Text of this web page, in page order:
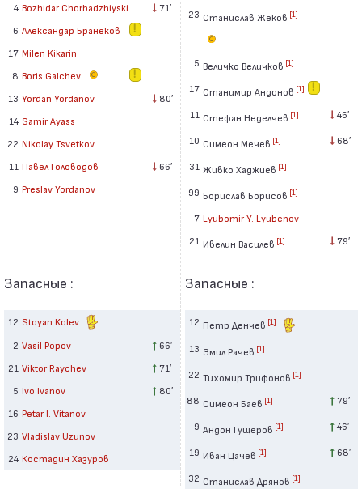
4 Bozhidar Chorbadzhiyski
71′
6 Александар Бранеков
17 Milen Kikarin
8 Boris Galchev
13 Yordan Yordanov
80′
14 Samir Ayass
22 Nikolay Tsvetkov
11 Павел Головодов
66′
9 Preslav Yordanov
Запасные :
12 Stoyan Kolev
2 Vasil Popov
66′
21 Viktor Raychev
71′
5 Ivo Ivanov
80′
16 Petar I. Vitanov
23 Vladislav Uzunov
24 Костадин Хазуров
23 Станислав Жеков [1]
5 Величко Величков [1]
17 Станимир Андонов [1]
11 Стефан Неделчев [1] 46′
10 Симеон Мечев [1] 68′
31 Живко Хаджиев [1]
99 Борислав Борисов [1]
7 Lyubomir Y. Lyubenov
21 Ивелин Василев [1] 79′
Запасные :
12 Петр Денчев [1]
13 Эмил Рачев [1]
22 Тихомир Трифонов [1]
88 Симеон Баев [1] 79′
9 Андон Гущеров [1] 46′
19 Иван Цачев [1] 68′
32 Станислав Дрянов [1]